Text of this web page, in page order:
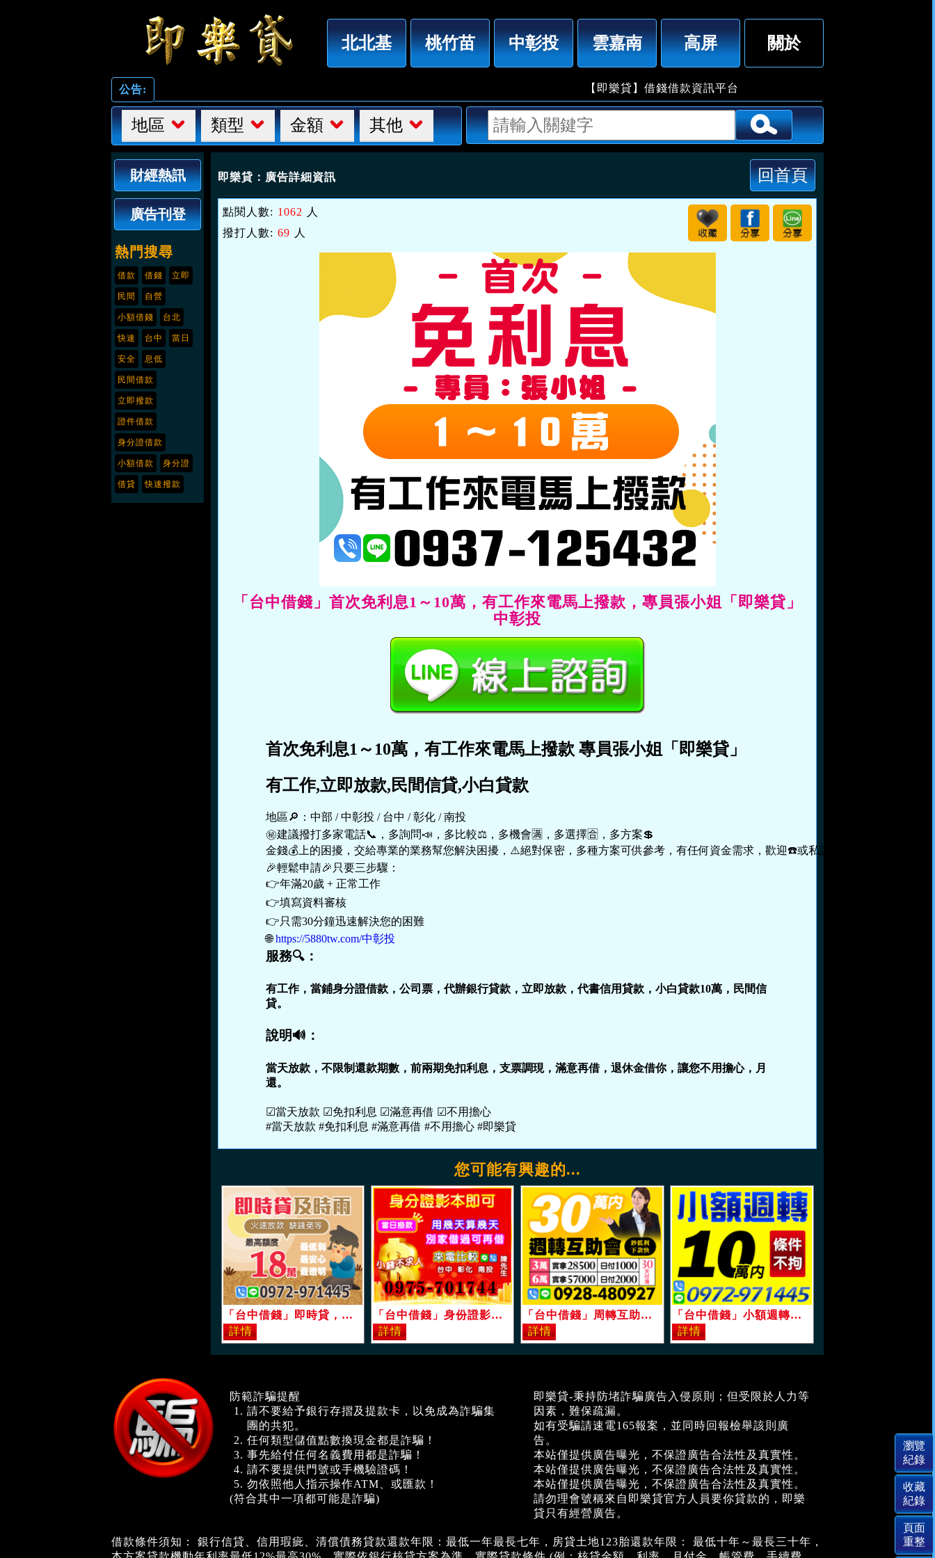
「台中借錢」首次免利息1～10萬，有工作來電馬上撥款，專員張小姐「即樂貸」
北北基 桃竹苗 中彰投 雲嘉南 高屏 關於
公告: 【即樂貸】借錢借款資訊平台
地區 類型 金額 其他
財經熱訊
廣告刊登
熱門搜尋
借款 借錢 立即
民間 自營
小額借錢 台北
快速 台中 當日
安全 息低
民間借款
立即撥款
證件借款
身分證借款
小額借款 身分證
借貸 快速撥款
即樂貸： 廣告詳細資訊 回首頁
點閱人數: 1062
人
撥打人數: 69 人
「台中借錢」首次免利息1～10萬，有工作來電馬上撥款，專員張小姐「即樂貸」
中彰投
首次免利息1～10萬，有工作來電馬上撥款 專員張小姐「即樂貸」
有工作,立即放款,民間信貸,小白貸款
地區🔎：中部 / 中彰投 / 台中 / 彰化 / 南投
㊙建議撥打多家電話📞，多詢問📣，多比較⚖，多機會🈵，多選擇🈴，多方案💲
金錢💰上的困擾，交給專業的業務幫您解決困擾，⚠️絕對保密，多種方案可供參考，有任何資金需求，歡迎☎️或私訊加line免費諮詢
🎉輕鬆申請🎉只要三步驟：
👉年滿20歲 + 正常工作
👉填寫資料審核
👉只需30分鐘迅速解決您的困難
🌐 https://5880tw.com/中彰投
服務🔍：
有工作，當鋪身分證借款，公司票，代辦銀行貸款，立即放款，代書信用貸款，小白貸款10萬，民間信
貸。
說明🔊：
當天放款，不限制還款期數，前兩期免扣利息，支票調現，滿意再借，退休金借你，讓您不用擔心，月
還。
☑當天放款 ☑免扣利息 ☑滿意再借 ☑不用擔心
#當天放款 #免扣利息 #滿意再借 #不用擔心 #即樂貸
您可能有興趣的...
「台中借錢」即時貸，及時雨，火速放款，缺錢免等，最高額度18萬，最低利，最安心，最透明「即樂貸」 「台中借錢」身份證影本即可當日撥款，用幾天算幾天，小錢不求人，別家借過可再借，歡迎來電比較「即樂貸」 「台中借錢」周轉互助會，30天可還清，超低利放款快速，借3萬實拿28500日付1000借6萬實拿57000日付2000「即樂貸」 「台中借錢」小額週轉，條件不拘，條件好談，計程車司機，保證月息當日快速放款「即樂貸」
防範詐騙提醒
請不要給予銀行存摺及提款卡，以免成為詐騙集
團的共犯。
任何類型儲值點數換現金都是詐騙！
事先給付任何名義費用都是詐騙！
請不要提供門號或手機驗證碼！
勿依照他人指示操作ATM、或匯款！
(符合其中一項都可能是詐騙)
即樂貸-秉持防堵詐騙廣告入侵原則；但受限於人力等
因素，難保疏漏。
如有受騙請速電165報案，並同時回報檢舉該則廣
告。
本站僅提供廣告曝光，不保證廣告合法性及真實性。
本站僅提供廣告曝光，不保證廣告合法性及真實性。
本站僅提供廣告曝光，不保證廣告合法性及真實性。
請勿理會號稱來自即樂貸官方人員要你貸款的，即樂
貸只有經營廣告。
借款條件須知： 銀行信貸、信用瑕疵、清償債務貸款還款年限：最低一年最長七年，房貸土地123胎還款年限： 最低十年～最長三十年，